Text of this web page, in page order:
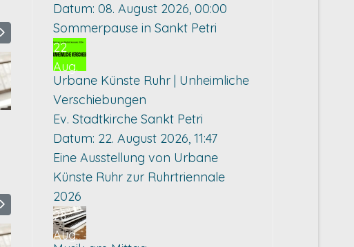
Datum: 08. August 2026, 00:00
Sommerpause in Sankt Petri
22
Aug.
Urbane Künste Ruhr | Unheimliche
Verschiebungen
Ev. Stadtkirche Sankt Petri
Datum: 22. August 2026, 11:47
Eine Ausstellung von Urbane
Künste Ruhr zur Ruhrtriennale
2026
28
Aug.